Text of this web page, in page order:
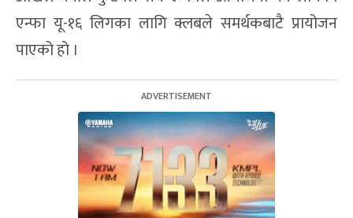
एन्फा यू-१६ लिगका लागि क्लबले समर्थकबाटै प्रायोजन
पाएको हो ।